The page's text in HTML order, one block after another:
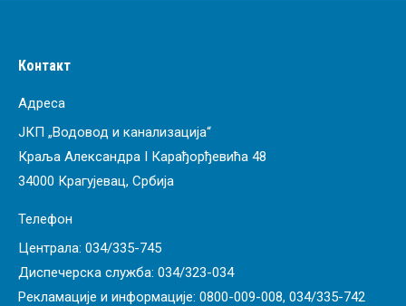
Контакт
Адреса
ЈКП „Водовод и канализација“
Краља Александра I Карађорђевића 48
34000 Крагујевац, Србија
Телефон
Централа: 034/335-745
Диспечерска служба: 034/323-034
Рекламације и информације: 0800-009-008, 034/335-742